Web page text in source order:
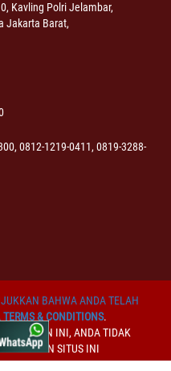
Kavling Polri Jelambar,
Jakarta Barat,
0812-1219-0411, 0819-3288-
BAHWA ANDA TELAH
TERMS & CONDITIONS.
INI, ANDA TIDAK
SITUS INI